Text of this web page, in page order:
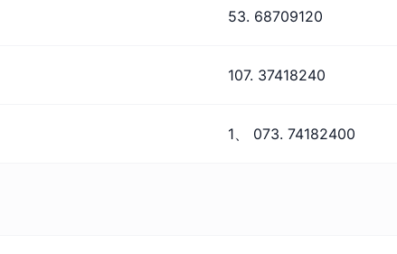
53. 68709120
107. 37418240
1、 073. 74182400